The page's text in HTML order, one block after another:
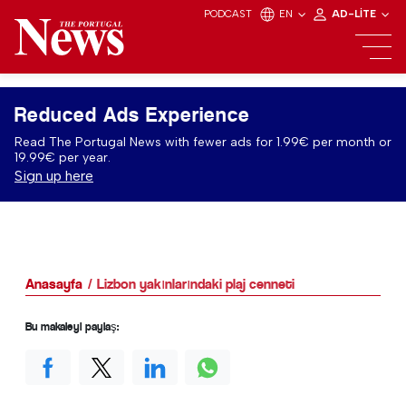
PODCAST EN AD-LITE
Reduced Ads Experience
Read The Portugal News with fewer ads for 1.99€ per month or
19.99€ per year.
Sign up here
Anasayfa Lizbon yakınlarındaki plaj cenneti
Bu makaleyi paylaş: